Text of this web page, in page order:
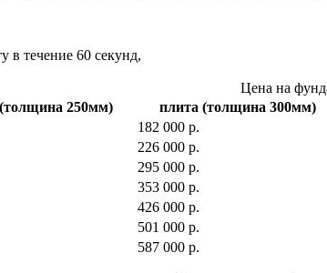
в течение 60 секунд,
Цена на
250мм) плита (толщина 300мм)
182 000 р.
226 000 р.
295 000 р.
353 000 р.
426 000 р.
501 000 р.
587 000 р.